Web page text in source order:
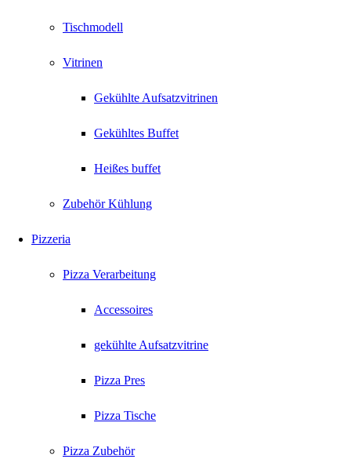
Tischmodell
Vitrinen
Gekühlte Aufsatzvitrinen
Gekühltes Buffet
Heißes buffet
Zubehör Kühlung
Pizzeria
Pizza Verarbeitung
Accessoires
gekühlte Aufsatzvitrine
Pizza Pres
Pizza Tische
Pizza Zubehör